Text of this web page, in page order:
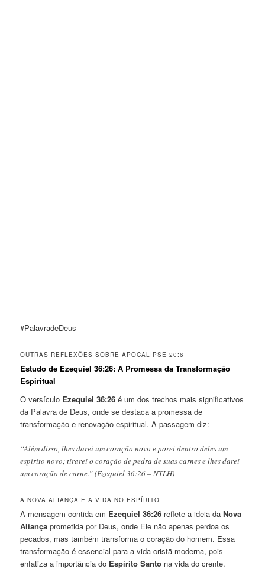
#PalavradeDeus
OUTRAS REFLEXÕES SOBRE APOCALIPSE 20:6
Estudo de Ezequiel 36:26: A Promessa da Transformação
Espiritual
O versículo Ezequiel 36:26 é um dos trechos mais significativos
da Palavra de Deus, onde se destaca a promessa de
transformação e renovação espiritual. A passagem diz:
“Além disso, lhes darei um coração novo e porei dentro deles um
espírito novo; tirarei o coração de pedra de suas carnes e lhes darei
um coração de carne.” (Ezequiel 36:26 – NTLH)
A NOVA ALIANÇA E A VIDA NO ESPÍRITO
A mensagem contida em Ezequiel 36:26 reflete a ideia daNova
Aliança prometida por Deus, onde Ele não apenas perdoa os
pecados, mas também transforma o coração do homem. Essa
transformação é essencial para a vida cristã moderna, pois
enfatiza a importância do Espírito Santo na vida do crente.